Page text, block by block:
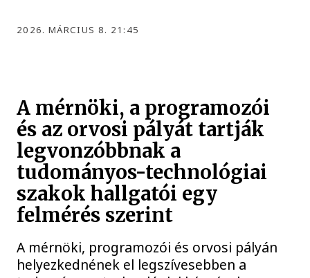
2026. MÁRCIUS 8. 21:45
A mérnöki, a programozói
és az orvosi pályát tartják
legvonzóbbnak a
tudományos-technológiai
szakok hallgatói egy
felmérés szerint
A mérnöki, programozói és orvosi pályán
helyezkednének el legszívesebben a